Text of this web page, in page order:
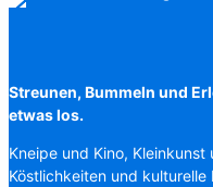
Streunen, Bummeln und
etwas los.
Kneipe und Kino,
Köstlichkeiten und